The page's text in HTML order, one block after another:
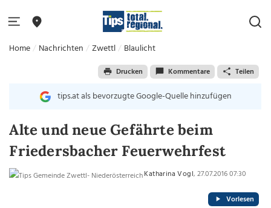
Home Nachrichten Zwettl Blaulicht
Drucken Kommentare Teilen
tips.at als bevorzugte Google-Quelle hinzufügen
Alte und neue Gefährte beim
Friedersbacher Feuerwehrfest
Katharina Vogl, 27.07.2016 07:30
Vorlesen